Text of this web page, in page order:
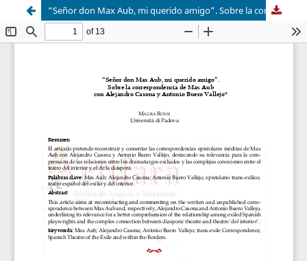
“Señor don Max Aub, mi querido amigo”. Sobre la correspondencia de Max Aub con Alejandro Casona y Antonio Buero Vallejo